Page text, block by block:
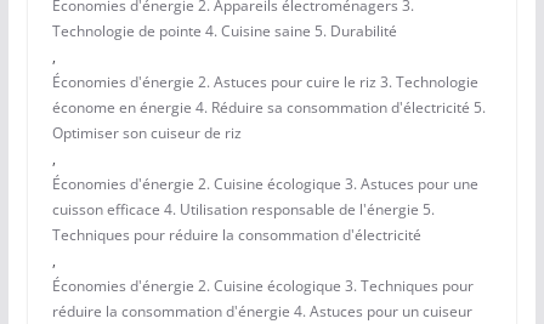
Économies d'énergie 2. Appareils électroménagers 3.
Technologie de pointe 4. Cuisine saine 5. Durabilité
,
Économies d'énergie 2. Astuces pour cuire le riz 3. Technologie
économe en énergie 4. Réduire sa consommation d'électricité 5.
Optimiser son cuiseur de riz
,
Économies d'énergie 2. Cuisine écologique 3. Astuces pour une
cuisson efficace 4. Utilisation responsable de l'énergie 5.
Techniques pour réduire la consommation d'électricité
,
Économies d'énergie 2. Cuisine écologique 3. Techniques pour
réduire la consommation d'énergie 4. Astuces pour un cuiseur